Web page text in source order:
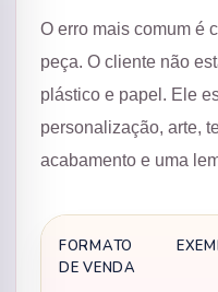
O erro mais comum é
peça. O cliente não
plástico e papel. Ele
personalização, arte,
acabamento e uma
FORMATO
DE VENDA